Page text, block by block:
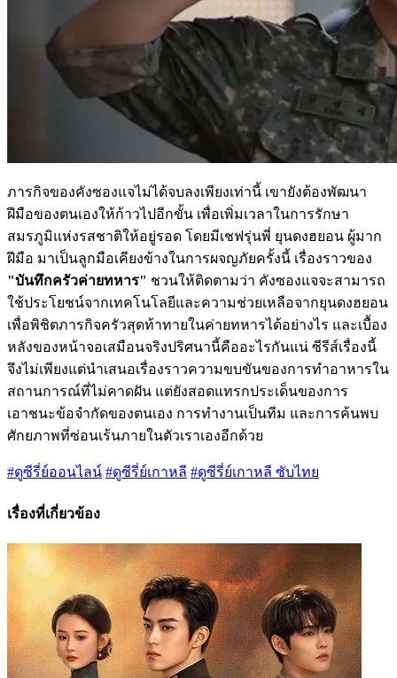
ภารกิจของคังซองแจไม่ได้จบลงเพียงเท่านี้ เขายังต้องพัฒนา
ฝีมือของตนเองให้ก้าวไปอีกขั้น เพื่อเพิ่มเวลาในการรักษา
สมรภูมิแห่งรสชาติให้อยู่รอด โดยมีเชฟรุ่นพี่ ยุนดงฮยอน ผู้มาก
ฝีมือ มาเป็นลูกมือเคียงข้างในการผจญภัยครั้งนี้ เรื่องราวของ
"บันทึกครัวค่ายทหาร" ชวนให้ติดตามว่า คังซองแจจะสามารถ
ใช้ประโยชน์จากเทคโนโลยีและความช่วยเหลือจากยุนดงฮยอน
เพื่อพิชิตภารกิจครัวสุดท้าทายในค่ายทหารได้อย่างไร และเบื้อง
หลังของหน้าจอเสมือนจริงปริศนานี้คืออะไรกันแน่ ซีรีส์เรื่องนี้
จึงไม่เพียงแต่นำเสนอเรื่องราวความขบขันของการทำอาหารใน
สถานการณ์ที่ไม่คาดฝัน แต่ยังสอดแทรกประเด็นของการ
เอาชนะข้อจำกัดของตนเอง การทำงานเป็นทีม และการค้นพบ
ศักยภาพที่ซ่อนเร้นภายในตัวเราเองอีกด้วย
#ดูซีรี่ย์ออนไลน์ #ดูซีรี่ย์เกาหลี #ดูซีรี่ย์เกาหลี ซับไทย
เรื่องที่เกี่ยวข้อง